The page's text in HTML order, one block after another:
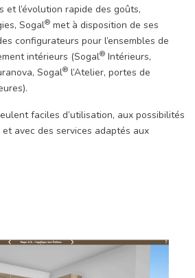
et l’évolution rapide des goûts,
Sogal® met à disposition de ses
configurateurs pour l’ensembles de
intérieurs (Sogal® Intérieurs,
Sogal® l’Atelier, portes de
faciles d’utilisation, aux possibilités
avec des services adaptés aux